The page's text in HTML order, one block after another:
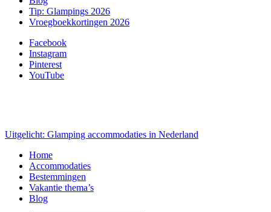
Tip: Glampings 2026
Vroegboekkortingen 2026
Facebook
Instagram
Pinterest
YouTube
Uitgelicht: Glamping accommodaties in Nederland
Home
Accommodaties
Bestemmingen
Vakantie thema’s
Blog